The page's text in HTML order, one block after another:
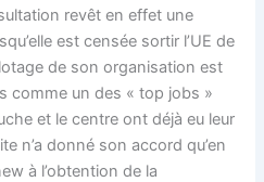
revêt en effet une
est censée sortir l’UE de
de son organisation est
comme un des « top jobs »
et le centre ont déjà eu leur
n’a donné son accord qu’en
à l’obtention de la